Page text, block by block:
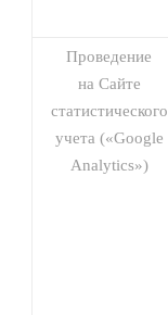
Проведение
на Сайте
статистического
учета («Google
Analytics»)